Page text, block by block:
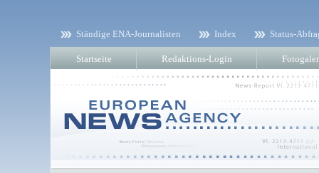
Ständige ENA-Journalisten Index Status-
Startseite Redaktions-Login